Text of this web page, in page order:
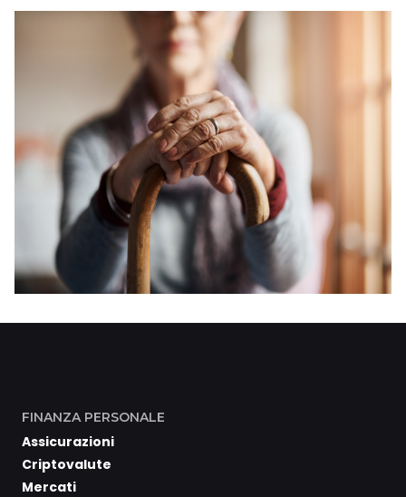
FINANZA PERSONALE
Assicurazioni
Criptovalute
Mercati